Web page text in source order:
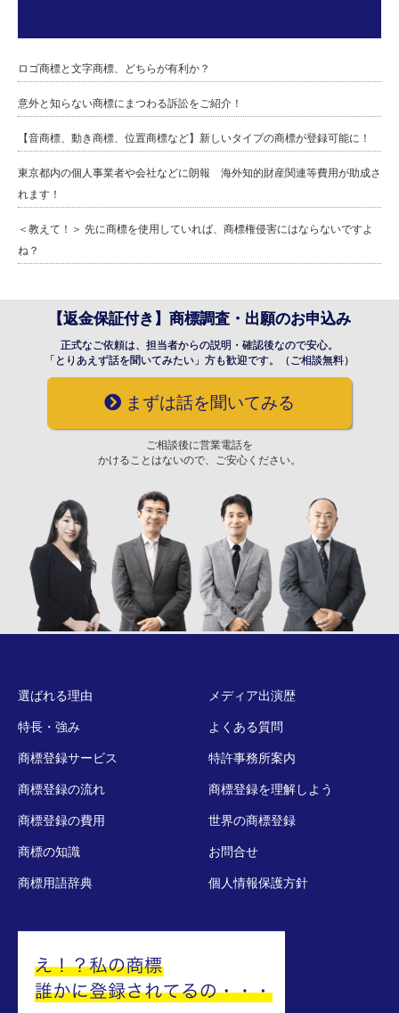
ロゴ商標と文字商標、どちらが有利か？
意外と知らない商標にまつわる訴訟をご紹介！
【音商標、動き商標、位置商標など】新しいタイプの商標が登録可能に！
東京都内の個人事業者や会社などに朗報 海外知的財産関連等費用が助成さ
れます！
＜教えて！＞ 先に商標を使用していれば、商標権侵害にはならないですよ
ね？
【返金保証付き】商標調査・出願のお申込み
正式なご依頼は、担当者からの説明・確認後なので安心。
「とりあえず話を聞いてみたい」方も歓迎です。（ご相談無料）
まずは話を聞いてみる
ご相談後に営業電話を
かけることはないので、ご安心ください。
選ばれる理由
特長・強み
商標登録サービス
商標登録の流れ
商標登録の費用
商標の知識
商標用語辞典
メディア出演歴
よくある質問
特許事務所案内
商標登録を理解しよう
世界の商標登録
お問合せ
個人情報保護方針